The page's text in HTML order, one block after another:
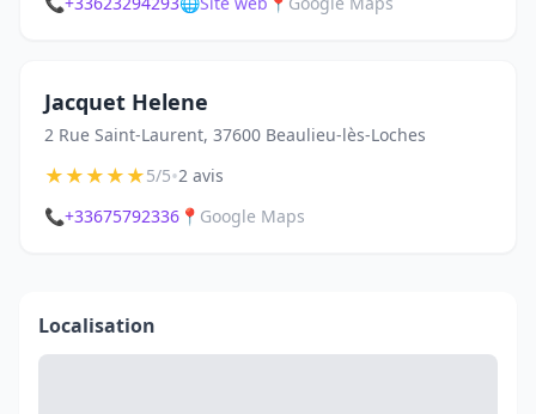
Jacquet Helene
2 Rue Saint-Laurent, 37600 Beaulieu-lès-Loches
★★★★★5/5•2 avis
📞+33675792336 📍 Google Maps
Localisation